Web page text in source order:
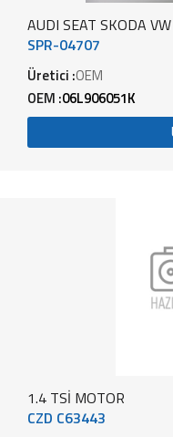
AUDI SEAT SKODA
SPR-04707
Üretici :OEM
OEM :06L906051K
1.4 TSİ MOTOR
CZD C63443